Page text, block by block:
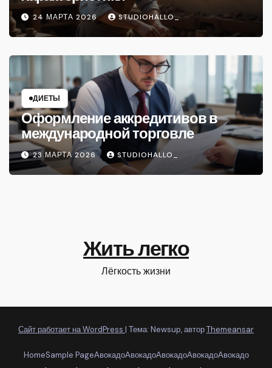
24 МАРТА 2026 STUDIOHALLO_
ДИЕТЫ
Оформление аккредитивов в
международной торговле
23 МАРТА 2026 STUDIOHALLO_
Жить легко
Лёгкость жизни
Сайт работает на WordPress | Тема: Newsup, авторThemeansar
HomeSample PageАвокадоАвокадоАвокадоАвокадоАвокадо